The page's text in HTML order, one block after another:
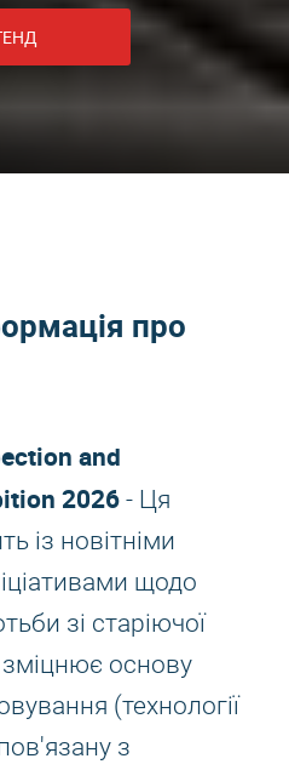
про
and
2026 - Ця
із новітніми
щодо
зі старіючої
основу
(технології
з